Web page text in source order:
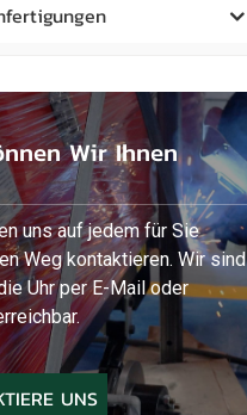
Wir Ihnen
uns auf jedem für Sie
Weg kontaktieren. Wir sind
Uhr per E-Mail oder
UNS